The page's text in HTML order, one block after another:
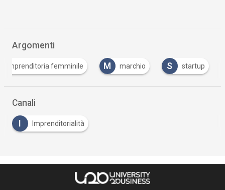
Argomenti
imprenditoria femminile M marchio S startup
Canali
Imprenditorialità